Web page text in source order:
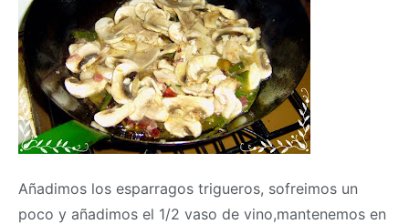
Añadimos los esparragos trigueros, sofreimos un
poco y añadimos el 1/2 vaso de vino,mantenemos en